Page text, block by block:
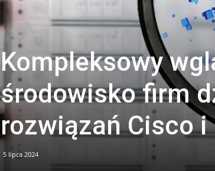
Kompleksowy
środowisko firm
rozwiązań Cisco i
5 lipca 2024